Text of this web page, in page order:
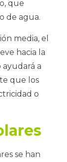
que
de agua.
media, el
hacia la
ayudará a
que los
o
se han